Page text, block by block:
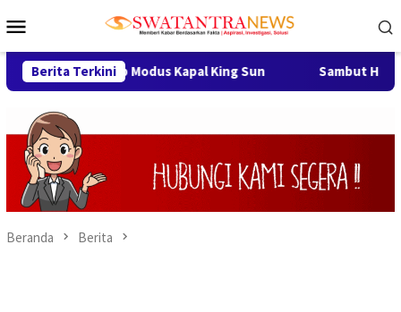
ke
Mobile
Berita Terkini
Modus Kapal King Sun Sambut HUT RI ke-81,
Beranda Berita